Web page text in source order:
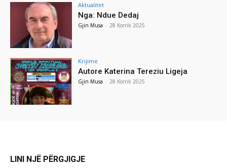
Aktualitet
Nga: Ndue Dedaj
Gjin Musa - 28 Korrik 2025
Krijime
Autore Katerina Tereziu Ligeja
Gjin Musa - 28 Korrik 2025
LINI NJË PËRGJIGJE